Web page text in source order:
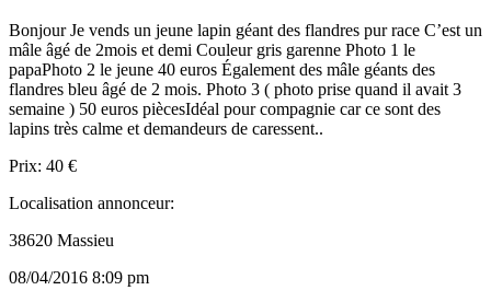
Bonjour Je vends un jeune lapin géant des flandres pur race C’est un
mâle âgé de 2mois et demi Couleur gris garenne Photo 1 le
papaPhoto 2 le jeune 40 euros Également des mâle géants des
flandres bleu âgé de 2 mois. Photo 3 ( photo prise quand il avait 3
semaine ) 50 euros piècesIdéal pour compagnie car ce sont des
lapins très calme et demandeurs de caressent..
Prix: 40 €
Localisation annonceur:
38620 Massieu
08/04/2016 8:09 pm